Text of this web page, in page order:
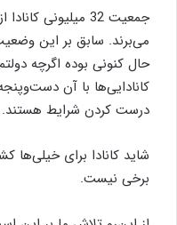
جمعیت 32
می‌برند. سابق بر این وضعیت
حال كنونی بوده اگرچه
كانادایی‌ها با آن
درست كردن شرایط هستند.
شاید كانادا برای خیلی‌ها
برخی نیست.